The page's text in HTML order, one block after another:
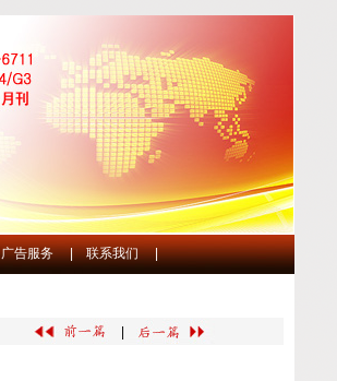
广告服务 | 联系我们 |